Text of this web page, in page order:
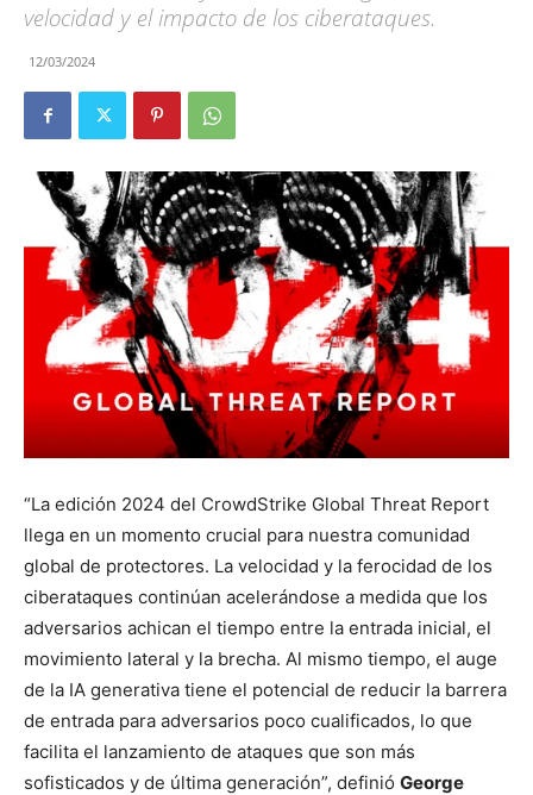
velocidad y el impacto de los ciberataques.
12/03/2024
“La edición 2024 del CrowdStrike Global Threat Report
llega en un momento crucial para nuestra comunidad
global de protectores. La velocidad y la ferocidad de los
ciberataques continúan acelerándose a medida que los
adversarios achican el tiempo entre la entrada inicial, el
movimiento lateral y la brecha. Al mismo tiempo, el auge
de la IA generativa tiene el potencial de reducir la barrera
de entrada para adversarios poco cualificados, lo que
facilita el lanzamiento de ataques que son más
sofisticados y de última generación”, definió George